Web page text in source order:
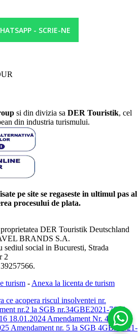
- SCRIE-NE
si din divizia sa DER Touristik, cel
din industria turismului.
pe site se regaseste in ultimul pas al
procesului de plata.
DER Touristik Deutschland
BRANDS S.A.
social in Bucuresti, Strada
2
turism - Anexa la licenta de turism
ce acopera riscul insolventei nr.
nr.2 la SGB nr.34GBE2021-7616
18.01.2024 Amendament Nr. 4 -
Amendament nr. 5 la SGB 4GBE2021-